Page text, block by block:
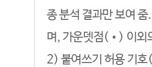
종 분석 결과만 보여
며, 가운뎃점(•) 이외
2) 붙여쓰기 허용 기호